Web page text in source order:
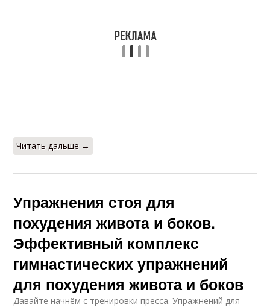
Читать дальше →
Упражнения стоя для
похудения живота и боков.
Эффективный комплекс
гимнастических упражнений
для похудения живота и боков
Давайте начнём с тренировки пресса. Упражнений для